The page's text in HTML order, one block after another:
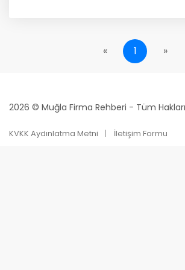
« 1 »
2026 © Muğla Firma Rehberi - Tüm Hakları
KVKK Aydınlatma Metni İletişim Formu